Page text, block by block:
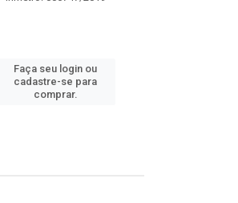
Faça seu login ou
cadastre-se para
comprar.